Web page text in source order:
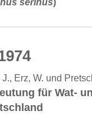
serinus)
J., Erz, W. und
für Wat-